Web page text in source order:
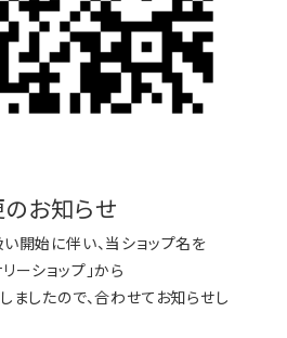
のお知らせ
開始に伴い、当ショップ名を
ーショップ」から
ましたので、合わせてお知らせし